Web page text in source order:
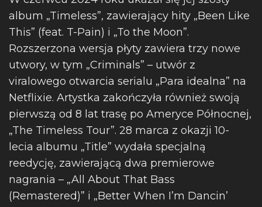
album „Timeless”, zawierający hity „Been Like
This” (feat. T-Pain) i „To the Moon”.
Rozszerzona wersja płyty zawiera trzy nowe
utwory, w tym „Criminals” – utwór z
viralowego otwarcia serialu „Para idealna” na
Netflixie. Artystka zakończyła również swoją
pierwszą od 8 lat trasę po Ameryce Północnej,
„The Timeless Tour”. 28 marca z okazji 10-
lecia albumu „Title” wydała specjalną
reedycję, zawierającą dwa premierowe
nagrania – „All About That Bass
(Remastered)” i „Better When I’m Dancin’